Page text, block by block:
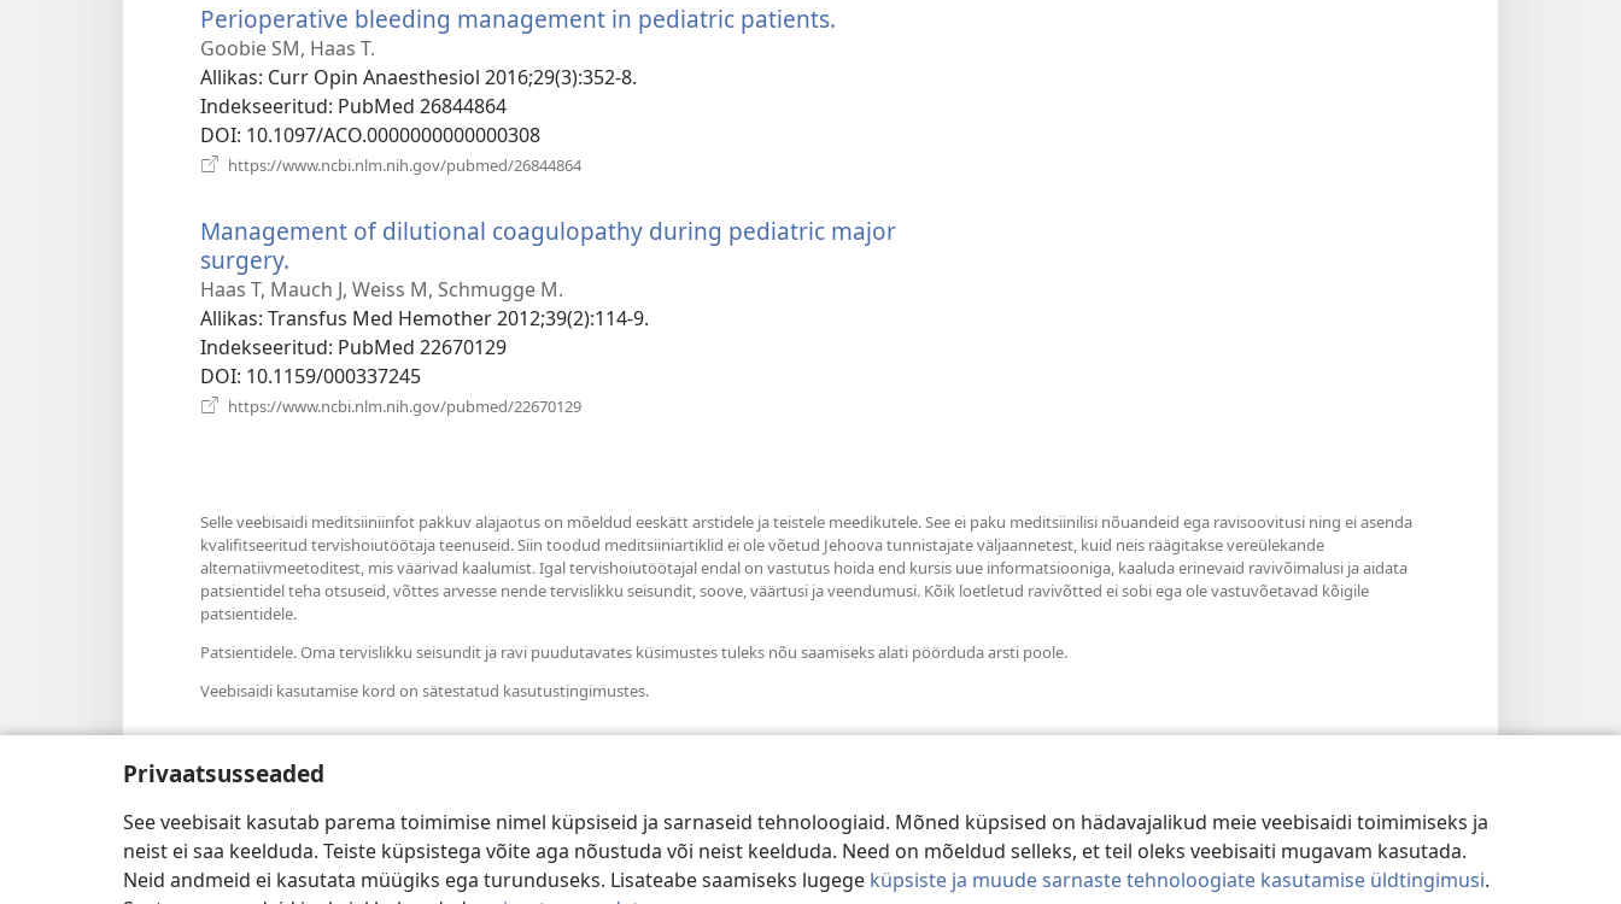
Privaatsusseaded
See veebisait kasutab parema toimimise nimel küpsiseid ja sarnaseid tehnoloogiaid. Mõned küpsised on hädavajalikud meie veebisaidi toimimiseks ja
neist ei saa keelduda. Teiste küpsistega võite aga nõustuda või neist keelduda. Need on mõeldud selleks, et teil oleks veebisaiti mugavam kasutada.
Neid andmeid ei kasutata müügiks ega turunduseks. Lisateabe saamiseks lugege küpsiste ja muude sarnaste tehnoloogiate kasutamise üldtingimusi.
Perioperative bleeding management in pediatric patients.
Goobie SM, Haas T.
Allikas‎: Curr Opin Anaesthesiol 2016;29(3):352-8.
Indekseeritud‎: PubMed 26844864
DOI‎: 10.1097/ACO.0000000000000308
https://www.ncbi.nlm.nih.gov/pubmed/26844864
Management of dilutional coagulopathy during pediatric major
surgery.
uue
akna)
Haas T, Mauch J, Weiss M, Schmugge M.
Allikas‎: Transfus Med Hemother 2012;39(2):114-9.
Indekseeritud‎: PubMed 22670129
DOI‎: 10.1159/000337245
https://www.ncbi.nlm.nih.gov/pubmed/22670129
Selle veebisaidi meditsiiniinfot pakkuv alajaotus on mõeldud eeskätt arstidele ja teistele meedikutele. See ei paku meditsiinilisi nõuandeid ega ravisoovitusi ning ei asenda
kvalifitseeritud tervishoiutöötaja teenuseid. Siin toodud meditsiiniartiklid ei ole võetud Jehoova tunnistajate väljaannetest, kuid neis räägitakse vereülekande
alternatiivmeetoditest, mis väärivad kaalumist. Igal tervishoiutöötajal endal on vastutus hoida end kursis uue informatsiooniga, kaaluda erinevaid ravivõimalusi ja aidata
patsientidel teha otsuseid, võttes arvesse nende tervislikku seisundit, soove, väärtusi ja veendumusi. Kõik loetletud ravivõtted ei sobi ega ole vastuvõetavad kõigile
patsientidele.
Patsientidele. Oma tervislikku seisundit ja ravi puudutavates küsimustes tuleks nõu saamiseks alati pöörduda arsti poole.
Veebisaidi kasutamise kord on sätestatud kasutustingimustes.